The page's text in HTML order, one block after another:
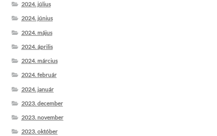
2024. július
2024. június
2024. május
2024. április
2024. március
2024. február
2024. január
2023. december
2023. november
2023. október